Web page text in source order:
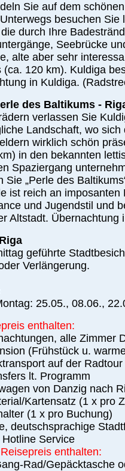
Sie auf dem
besuchen Sie
durch Ihre
Seebrücke
alte aber sehr
(ca. 120 km). Kuldiga
in Kuldiga.
des Baltikums -
verlassen Sie
Landschaft, wo
wirklich schön
in den bekannten
Spaziergang
Sie „Perle des
ist reich an imposanten
und Jugendstil und
Altstadt.
geführte
Verlängerung.
25.05., 08.06.,
enthalten:
alle Zimmer
(Frühstück u.
auf der Radtour
lt. Programm
von Danzig nach
Kartensatz (1 x pro
(1 x pro Buchung)
deutschsprachige
Service
enthalten:
Rad/Gepäcktasche